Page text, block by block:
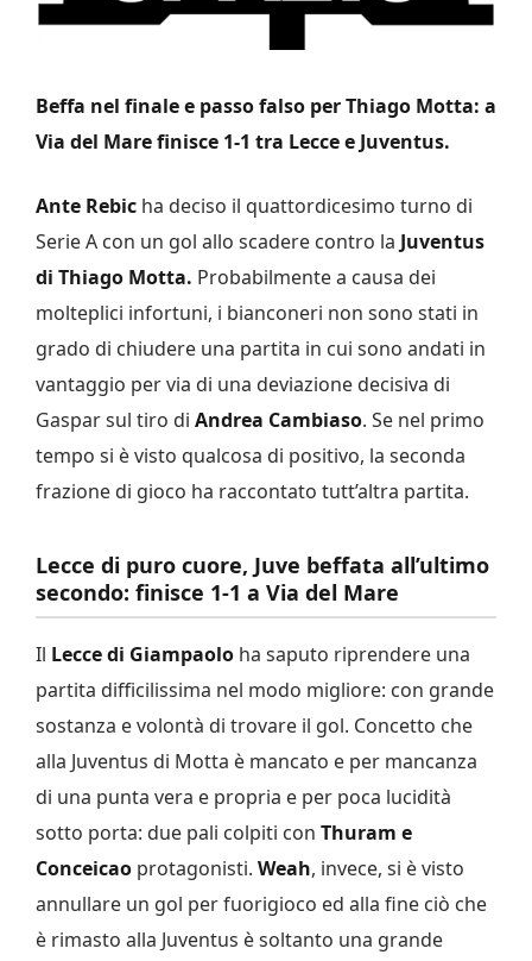
Beffa nel finale e passo falso per Thiago Motta: a
Via del Mare finisce 1-1 tra Lecce e Juventus.
Ante Rebic ha deciso il quattordicesimo turno di
Serie A con un gol allo scadere contro la Juventus
di Thiago Motta. Probabilmente a causa dei
molteplici infortuni, i bianconeri non sono stati in
grado di chiudere una partita in cui sono andati in
vantaggio per via di una deviazione decisiva di
Gaspar sul tiro di Andrea Cambiaso. Se nel primo
tempo si è visto qualcosa di positivo, la seconda
frazione di gioco ha raccontato tutt’altra partita.
Lecce di puro cuore, Juve beffata all’ultimo
secondo: finisce 1-1 a Via del Mare
Il Lecce di Giampaolo ha saputo riprendere una
partita difficilissima nel modo migliore: con grande
sostanza e volontà di trovare il gol. Concetto che
alla Juventus di Motta è mancato e per mancanza
di una punta vera e propria e per poca lucidità
sotto porta: due pali colpiti con Thuram e
Conceicao protagonisti. Weah, invece, si è visto
annullare un gol per fuorigioco ed alla fine ciò che
è rimasto alla Juventus è soltanto una grande